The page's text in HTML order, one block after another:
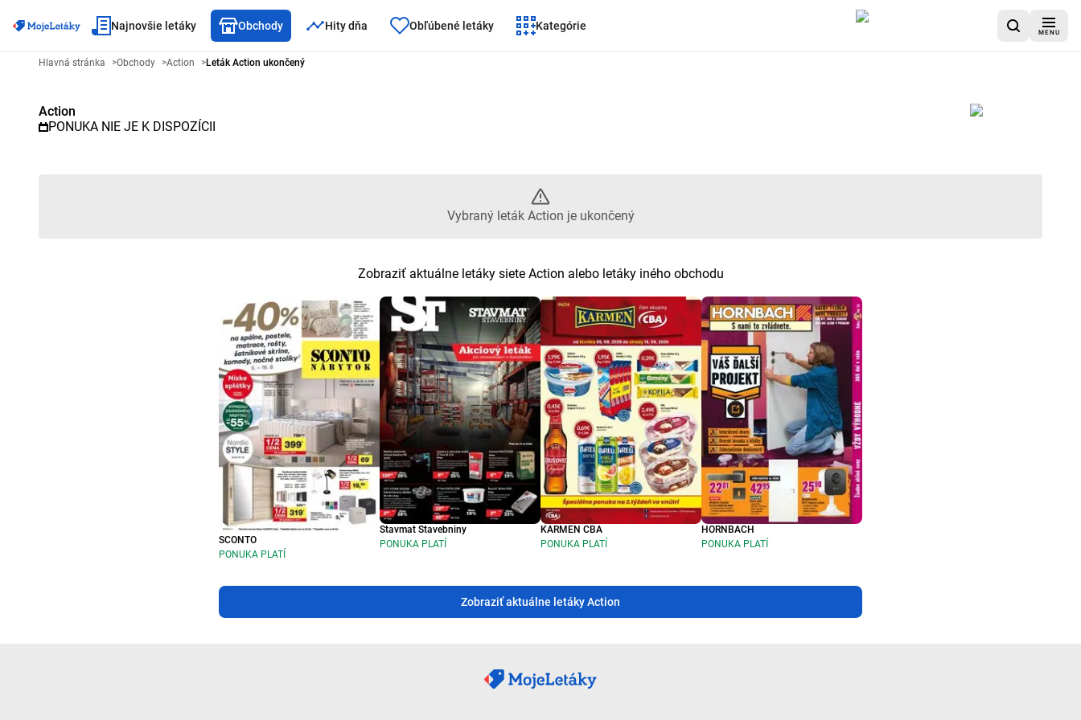
Najnovšie letáky Obchody Hity dňa Obľúbené letáky Kategórie
MENU
Reklamný leták Action - Vybraný leták Action je ukončený
Hlavná stránka >Obchody >Action >Leták Action ukončený
Action
PONUKA NIE JE K DISPOZÍCII
Vybraný leták Action je ukončený
Zobraziť aktuálne letáky siete Action alebo letáky iného obchodu
SCONTO
PONUKA PLATÍ
Stavmat Stavebniny
PONUKA PLATÍ
KARMEN CBA
PONUKA PLATÍ
HORNBACH
PONUKA PLATÍ
Zobraziť aktuálne letáky Action